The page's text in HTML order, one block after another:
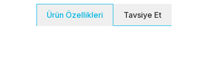
Ürün Özellikleri Tavsiye Et